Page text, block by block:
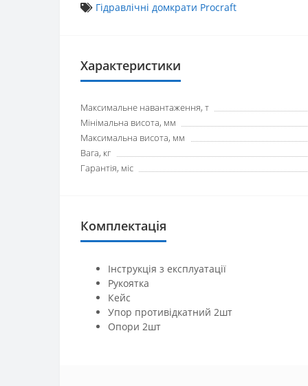
Гідравлічні домкрати Procraft
Характеристики
Максимальне навантаження, т
Мінімальна висота, мм
Максимальна висота, мм
Вага, кг
Гарантія, міс
Комплектація
Інструкція з експлуатації
Рукоятка
Кейс
Упор противідкатний 2шт
Опори 2шт